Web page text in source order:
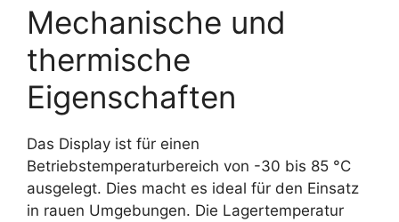
Mechanische und
thermische
Eigenschaften
Das Display ist für einen
Betriebstemperaturbereich von -30 bis 85 °C
ausgelegt. Dies macht es ideal für den Einsatz
in rauen Umgebungen. Die Lagertemperatur